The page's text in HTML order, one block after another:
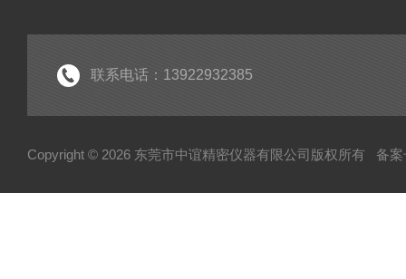
联系电话：13922932385
Copyright © 2026 东莞市中谊精密仪器有限公司版权所有 备案